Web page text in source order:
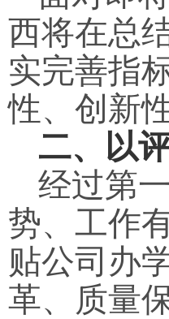
西将在总
实完善指
性、创新
二、以
经过第
势、工作
贴公司办
革、质量